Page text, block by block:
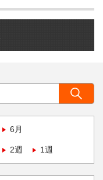
6月
2週 1週